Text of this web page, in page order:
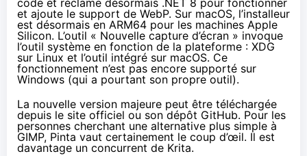
code et réclame désormais .NET 8 pour fonctionner
et ajoute le support de WebP. Sur macOS, l’installeur
est désormais en ARM64 pour les machines Apple
Silicon. L’outil « Nouvelle capture d’écran » invoque
l’outil système en fonction de la plateforme : XDG
sur Linux et l’outil intégré sur macOS. Ce
fonctionnement n’est pas encore supporté sur
Windows (qui a pourtant son propre outil).
La nouvelle version majeure peut être téléchargée
depuis le site officiel ou sondépôt GitHub. Pour les
personnes cherchant une alternative plus simple à
GIMP, Pinta vaut certainement le coup d’œil. Il est
davantage un concurrent de Krita.